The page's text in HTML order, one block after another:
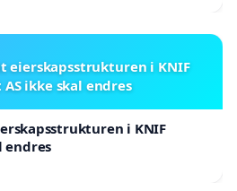
eierskapsstrukturen i KNIF
ikke skal endres
i KNIF
endres